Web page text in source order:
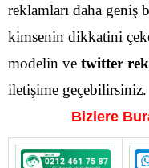
reklamları daha geniş
kimsenin dikkatini
modelin ve twitter
iletişime geçebilirsiniz.
Bizlere